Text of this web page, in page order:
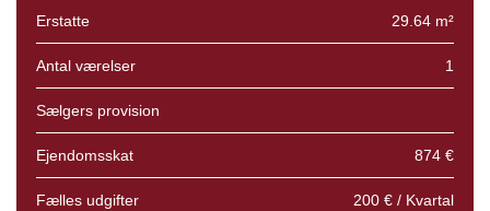
Erstatte 29.64 m²
Antal værelser 1
Sælgers provision
Ejendomsskat 874 €
Fælles udgifter 200 € / Kvartal